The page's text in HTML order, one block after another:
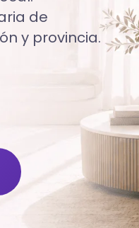
de
y provincia.